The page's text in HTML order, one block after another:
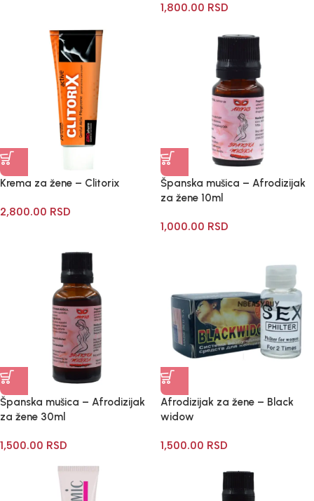
1,800.00 RSD
Krema za žene – Clitorix
2,800.00 RSD
Španska mušica – Afrodizijak
za žene 10ml
1,000.00 RSD
Španska mušica – Afrodizijak
za žene 30ml
1,500.00 RSD
Afrodizijak za žene – Black
widow
1,500.00 RSD